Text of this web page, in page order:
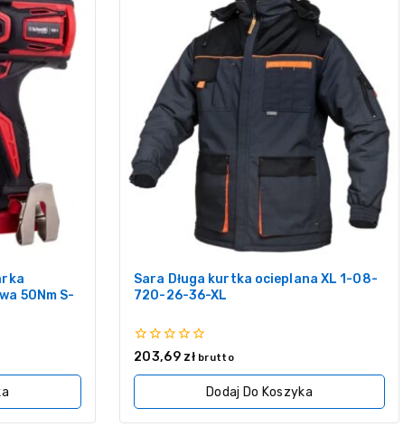
50Nm S-
Sara Długa kurtka ocieplana XL 1-08-
720-26-36-XL
0
5
203,69 zł brutto
Dodaj Do Koszyka